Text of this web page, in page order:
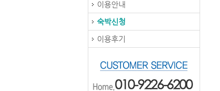
이용안내
숙박신청
이용후기